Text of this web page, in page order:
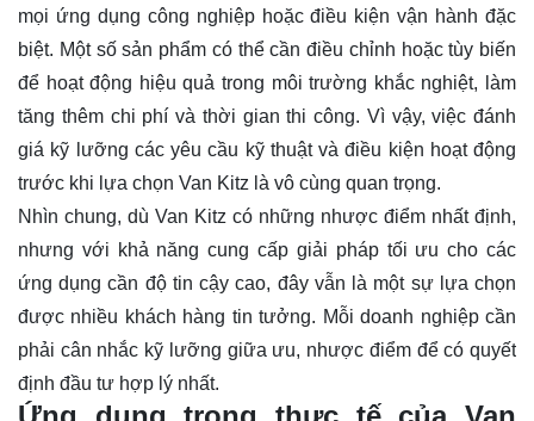
mọi ứng dụng công nghiệp hoặc điều kiện vận hành đặc
biệt. Một số sản phẩm có thể cần điều chỉnh hoặc tùy biến
để hoạt động hiệu quả trong môi trường khắc nghiệt, làm
tăng thêm chi phí và thời gian thi công. Vì vậy, việc đánh
giá kỹ lưỡng các yêu cầu kỹ thuật và điều kiện hoạt động
trước khi lựa chọn Van Kitz là vô cùng quan trọng.
Nhìn chung, dù Van Kitz có những nhược điểm nhất định,
nhưng với khả năng cung cấp giải pháp tối ưu cho các
ứng dụng cần độ tin cậy cao, đây vẫn là một sự lựa chọn
được nhiều khách hàng tin tưởng. Mỗi doanh nghiệp cần
phải cân nhắc kỹ lưỡng giữa ưu, nhược điểm để có quyết
định đầu tư hợp lý nhất.